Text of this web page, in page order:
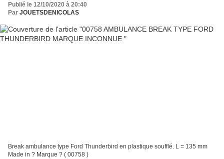
Publié le 12/10/2020 à 20:40
Par JOUETSDENICOLAS
Break ambulance type Ford Thunderbird en plastique soufflé. L = 135 mm
Made in ? Marque ? ( 00758 )